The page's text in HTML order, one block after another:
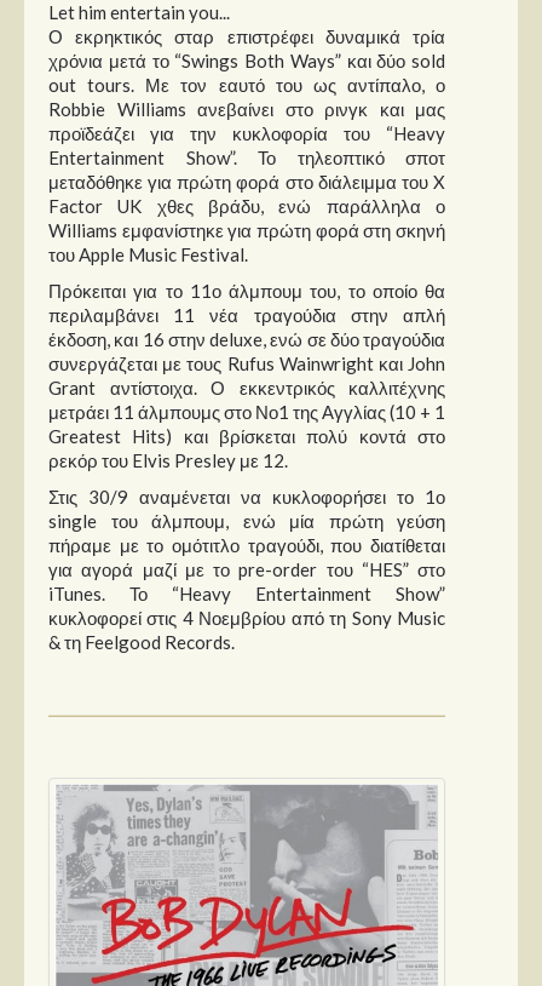
Let him entertain you...
Ο εκρηκτικός σταρ επιστρέφει δυναμικά τρία
χρόνια μετά το “Swings Both Ways” και δύο sold
out tours. Με τον εαυτό του ως αντίπαλο, ο
Robbie Williams ανεβαίνει στο ρινγκ και μας
προϊδεάζει για την κυκλοφορία του “Heavy
Entertainment Show”. Το τηλεοπτικό σποτ
μεταδόθηκε για πρώτη φορά στο διάλειμμα του X
Factor UK χθες βράδυ, ενώ παράλληλα ο
Williams εμφανίστηκε για πρώτη φορά στη σκηνή
του Apple Music Festival.
Πρόκειται για το 11ο άλμπουμ του, το οποίο θα
περιλαμβάνει 11 νέα τραγούδια στην απλή
έκδοση, και 16 στην deluxe, ενώ σε δύο τραγούδια
συνεργάζεται με τους Rufus Wainwright και John
Grant αντίστοιχα. Ο εκκεντρικός καλλιτέχνης
μετράει 11 άλμπουμς στο Νο1 της Αγγλίας (10 + 1
Greatest Hits) και βρίσκεται πολύ κοντά στο
ρεκόρ του Elvis Presley με 12.
Στις 30/9 αναμένεται να κυκλοφορήσει το 1ο
single του άλμπουμ, ενώ μία πρώτη γεύση
πήραμε με το ομότιτλο τραγούδι, που διατίθεται
για αγορά μαζί με το pre-order του “HES” στο
iTunes. Το “Heavy Entertainment Show”
κυκλοφορεί στις 4 Νοεμβρίου από τη Sony Music
& τη Feelgood Records.